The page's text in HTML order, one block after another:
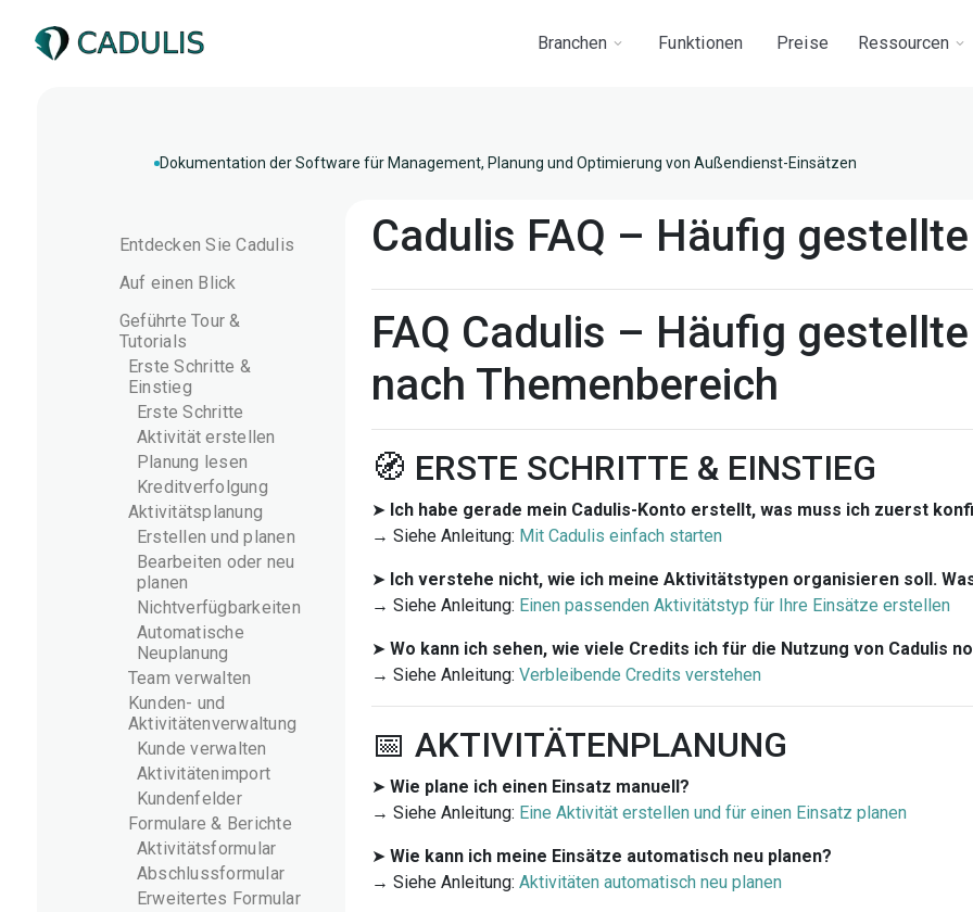
Branchen Funktionen Preise Ressourcen
Dokumentation der Software für Management, Planung und Optimierung von Außendienst-Einsätzen
Entdecken Sie Cadulis
Auf einen Blick
Geführte Tour &
Tutorials
Erste Schritte &
Einstieg
Erste Schritte
Aktivität erstellen
Planung lesen
Kreditverfolgung
Aktivitätsplanung
Erstellen und planen
Bearbeiten oder neu
planen
Nichtverfügbarkeiten
Automatische
Neuplanung
Team verwalten
Kunden- und
Aktivitätenverwaltung
Kunde verwalten
Aktivitätenimport
Kundenfelder
Formulare & Berichte
Aktivitätsformular
Abschlussformular
Erweitertes Formular
Cadulis FAQ – Häufig
FAQ Cadulis – Häufig
nach Themenbereich
🧭 ERSTE SCHRITTE & EINSTIEG
➤ Ich habe gerade mein Cadulis-Konto erstellt, was muss ich zuerst
→ Siehe Anleitung: Mit Cadulis einfach starten
➤ Ich verstehe nicht, wie ich meine Aktivitätstypen organisieren soll.
→ Siehe Anleitung: Einen passenden Aktivitätstyp für Ihre Einsätze erstellen
➤ Wo kann ich sehen, wie viele Credits ich für die Nutzung von Cadulis
→ Siehe Anleitung: Verbleibende Credits verstehen
📅 AKTIVITÄTENPLANUNG
➤ Wie plane ich einen Einsatz manuell?
→ Siehe Anleitung: Eine Aktivität erstellen und für einen Einsatz planen
➤ Wie kann ich meine Einsätze automatisch neu planen?
→ Siehe Anleitung: Aktivitäten automatisch neu planen